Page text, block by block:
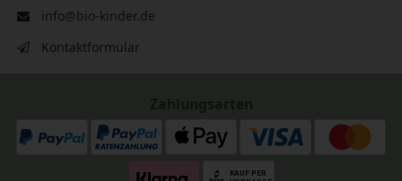
info@bio-kinder.de
Kontaktformular
Zahlungsarten